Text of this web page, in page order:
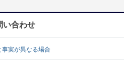
い合わせ
事実が異なる場合